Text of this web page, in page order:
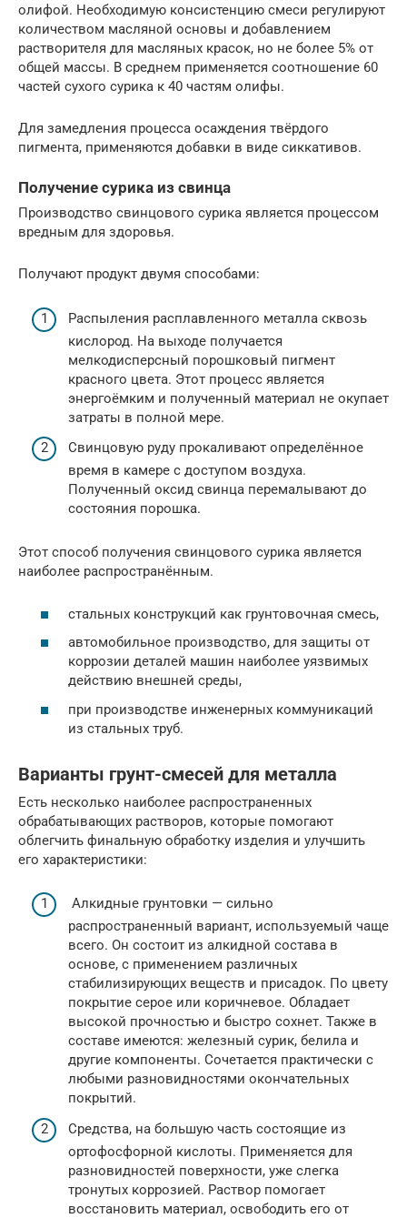
олифой. Необходимую консистенцию смеси регулируют
количеством масляной основы и добавлением
растворителя для масляных красок, но не более 5% от
общей массы. В среднем применяется соотношение 60
частей сухого сурика к 40 частям олифы.
Для замедления процесса осаждения твёрдого
пигмента, применяются добавки в виде сиккативов.
Получение сурика из свинца
Производство свинцового сурика является процессом
вредным для здоровья.
Получают продукт двумя способами:
Распыления расплавленного металла сквозь
кислород. На выходе получается
мелкодисперсный порошковый пигмент
красного цвета. Этот процесс является
энергоёмким и полученный материал не окупает
затраты в полной мере.
Свинцовую руду прокаливают определённое
время в камере с доступом воздуха.
Полученный оксид свинца перемалывают до
состояния порошка.
Этот способ получения свинцового сурика является
наиболее распространённым.
стальных конструкций как грунтовочная смесь,
автомобильное производство, для защиты от
коррозии деталей машин наиболее уязвимых
действию внешней среды,
при производстве инженерных коммуникаций
из стальных труб.
Варианты грунт-смесей для металла
Есть несколько наиболее распространенных
обрабатывающих растворов, которые помогают
облегчить финальную обработку изделия и улучшить
его характеристики:
Алкидные грунтовки — сильно
распространенный вариант, используемый чаще
всего. Он состоит из алкидной состава в
основе, с применением различных
стабилизирующих веществ и присадок. По цвету
покрытие серое или коричневое. Обладает
высокой прочностью и быстро сохнет. Также в
составе имеются: железный сурик, белила и
другие компоненты. Сочетается практически с
любыми разновидностями окончательных
покрытий.
Средства, на большую часть состоящие из
ортофосфорной кислоты. Применяется для
разновидностей поверхности, уже слегка
тронутых коррозией. Раствор помогает
восстановить материал, освободить его от